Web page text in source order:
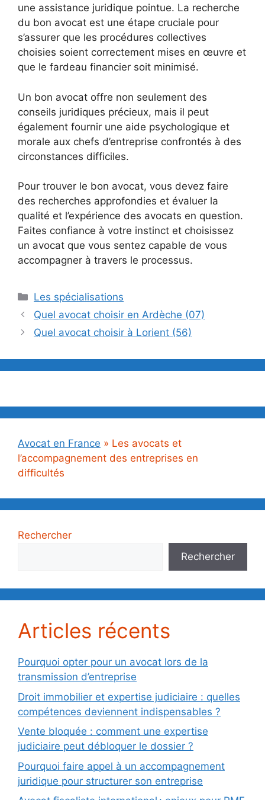
une assistance juridique pointue. La recherche
du bon avocat est une étape cruciale pour
s’assurer que les procédures collectives
choisies soient correctement mises en œuvre et
que le fardeau financier soit minimisé.
Un bon avocat offre non seulement des
conseils juridiques précieux, mais il peut
également fournir une aide psychologique et
morale aux chefs d’entreprise confrontés à des
circonstances difficiles.
Pour trouver le bon avocat, vous devez faire
des recherches approfondies et évaluer la
qualité et l’expérience des avocats en question.
Faites confiance à votre instinct et choisissez
un avocat que vous sentez capable de vous
accompagner à travers le processus.
Catégories
Les spécialisations
Quel avocat choisir en Ardèche (07)
Quel avocat choisir à Lorient (56)
Avocat en France » Les avocats et
l’accompagnement des entreprises en
difficultés
Rechercher
Rechercher
Articles récents
Pourquoi opter pour un avocat lors de la
transmission d’entreprise
Droit immobilier et expertise judiciaire : quelles
compétences deviennent indispensables ?
Vente bloquée : comment une expertise
judiciaire peut débloquer le dossier ?
Pourquoi faire appel à un accompagnement
juridique pour structurer son entreprise